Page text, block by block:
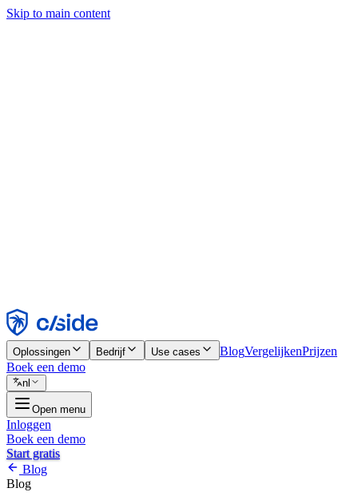
Skip to main content
Weigeren
Oplossingen Bedrijf Use cases BlogVergelijkenPrijzen
Boek een demo
nl
Open menu
Inloggen
Boek een demo
Start gratis
Blog
Blog